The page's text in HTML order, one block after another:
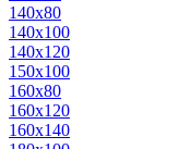
140х80
140х100
140х120
150х100
160х80
160х120
160х140